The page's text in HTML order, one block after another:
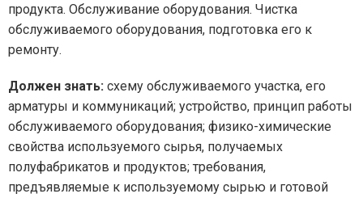
продукта. Обслуживание оборудования. Чистка
обслуживаемого оборудования, подготовка его к
ремонту.
Должен знать: схему обслуживаемого участка, его
арматуры и коммуникаций; устройство, принцип работы
обслуживаемого оборудования; физико-химические
свойства используемого сырья, получаемых
полуфабрикатов и продуктов; требования,
предъявляемые к используемому сырью и готовой